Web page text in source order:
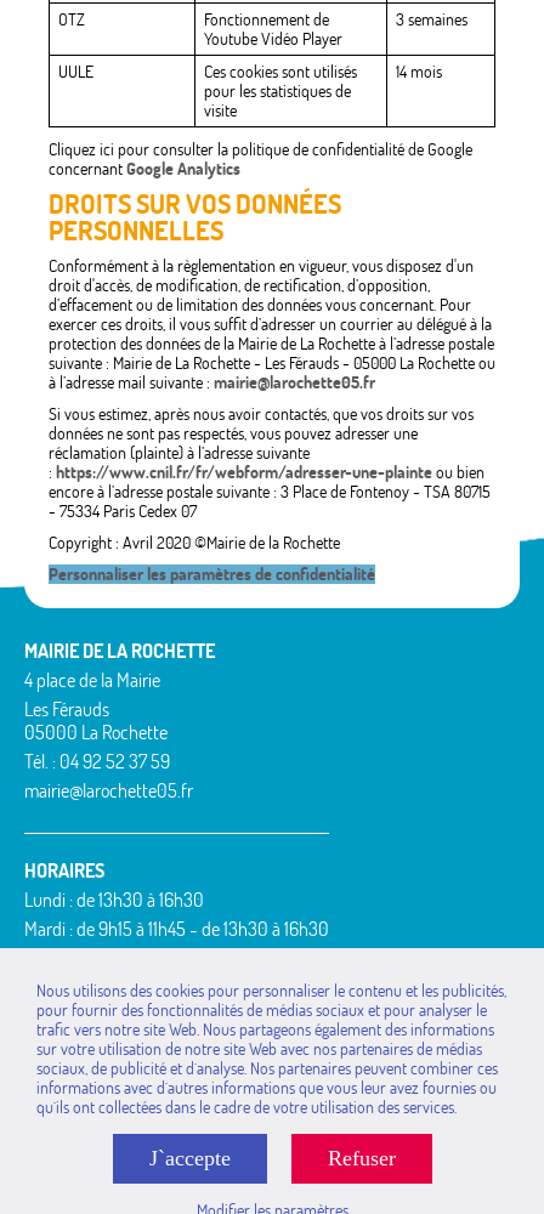
OTZ
Fonctionnement de
Youtube Vidéo Player
3 semaines
UULE
Ces cookies sont utilisés
pour les statistiques de
visite
14 mois
Cliquez ici pour consulter la politique de confidentialité de Google
concernantGoogle Analytics
DROITS SUR VOS DONNÉES
PERSONNELLES
Conformément à la règlementation en vigueur, vous disposez d'un
droit d'accès, de modification, de rectification, d’opposition,
d’effacement ou de limitation des données vous concernant. Pour
exercer ces droits, il vous suffit d’adresser un courrier au délégué à la
protection des données de la Mairie de La Rochette à l’adresse postale
suivante : Mairie de La Rochette - Les Férauds - 05000 La Rochette ou
à l’adresse mail suivante : mairie@larochette05.fr
Si vous estimez, après nous avoir contactés, que vos droits sur vos
données ne sont pas respectés, vous pouvez adresser une
réclamation (plainte) à l’adresse suivante
: https://www.cnil.fr/fr/webform/adresser-une-plainteou bien
encore à l’adresse postale suivante : 3 Place de Fontenoy - TSA 80715
- 75334 Paris Cedex 07
Copyright : Avril 2020 ©Mairie de la Rochette
Personnaliser les paramètres de confidentialité
MAIRIE DE LA ROCHETTE
4 place de la Mairie
Les Férauds
05000 La Rochette
Tél. : 04 92 52 37 59
mairie@larochette05.fr
HORAIRES
Lundi : de 13h30 à 16h30
Mardi : de 9h15 à 11h45 - de 13h30 à 16h30
Jeudi : de 9h15 à 11h45 - de 13h30 à 16h30
Vendredi : de 9h15 à 11h45
MAIRIES DE LA
COMMUNAUTÉ DE
COMMUNES
Avançon
La Bâtie-Neuve
La Bâtie-Vieille
La Rochette
Montgardin
Remollon
Rousset
Saint-Étienne-le-Laus
Théus
Nous utilisons des cookies pour personnaliser le contenu et les publicités,
pour fournir des fonctionnalités de médias sociaux et pour analyser le
trafic vers notre site Web. Nous partageons également des informations
sur votre utilisation de notre site Web avec nos partenaires de médias
sociaux, de publicité et d`analyse. Nos partenaires peuvent combiner ces
informations avec d`autres informations que vous leur avez fournies ou
qu`ils ont collectées dans le cadre de votre utilisation des services.
Refuser
J`accepte